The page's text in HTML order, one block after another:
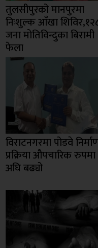
तुलसीपुरको मानपुरमा
निःशुल्क आँखा
जना मोतिविन्दुका बिरामी
फेला
विराटनगरमा पोडवे
प्रक्रिया औपचारिक रुपमा
अघि बढ्यो